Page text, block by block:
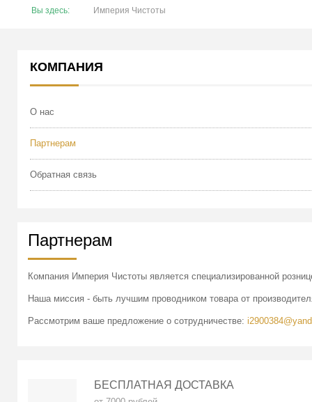
Вы здесь: Империя Чистоты
КОМПАНИЯ
О нас
Партнерам
Обратная связь
Партнерам
Компания Империя Чистоты является специализированной
Наша миссия - быть лучшим проводником товара от
Рассмотрим ваше предложение о сотрудничестве:
БЕСПЛАТНАЯ ДОСТАВКА